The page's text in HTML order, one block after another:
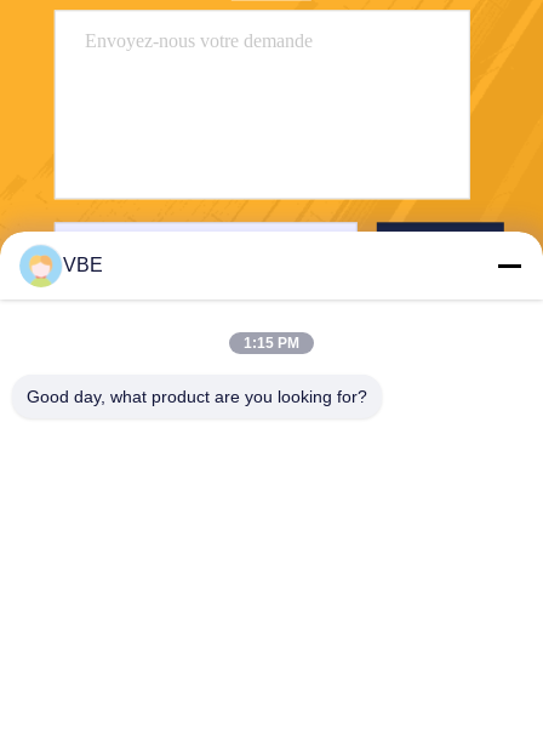
VBE
1:15 PM
Good day, what product are you looking for?